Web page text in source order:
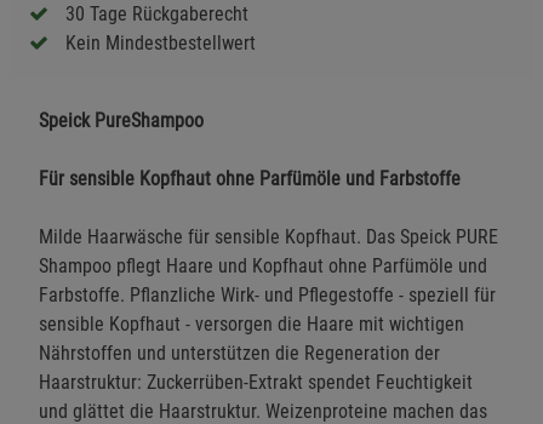
30 Tage Rückgaberecht
Kein Mindestbestellwert
Speick PureShampoo
Für sensible Kopfhaut ohne Parfümöle und Farbstoffe
Milde Haarwäsche für sensible Kopfhaut. Das Speick PURE
Shampoo pflegt Haare und Kopfhaut ohne Parfümöle und
Farbstoffe. Pflanzliche Wirk- und Pflegestoffe - speziell für
sensible Kopfhaut - versorgen die Haare mit wichtigen
Nährstoffen und unterstützen die Regeneration der
Haarstruktur: Zuckerrüben-Extrakt spendet Feuchtigkeit
und glättet die Haarstruktur. Weizenproteine machen das